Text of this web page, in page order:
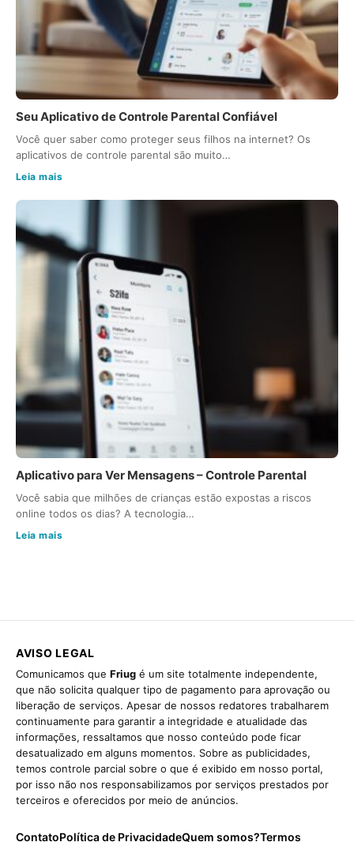
Seu Aplicativo de Controle Parental Confiável
Você quer saber como proteger seus filhos na internet? Os
aplicativos de controle parental são muito…
Leia mais
Aplicativo para Ver Mensagens – Controle Parental
Você sabia que milhões de crianças estão expostas a riscos
online todos os dias? A tecnologia…
Leia mais
AVISO LEGAL
Comunicamos que Friug é um site totalmente independente,
que não solicita qualquer tipo de pagamento para aprovação ou
liberação de serviços. Apesar de nossos redatores trabalharem
continuamente para garantir a integridade e atualidade das
informações, ressaltamos que nosso conteúdo pode ficar
desatualizado em alguns momentos. Sobre as publicidades,
temos controle parcial sobre o que é exibido em nosso portal,
por isso não nos responsabilizamos por serviços prestados por
terceiros e oferecidos por meio de anúncios.
ContatoPolítica de PrivacidadeQuem somos?Termos